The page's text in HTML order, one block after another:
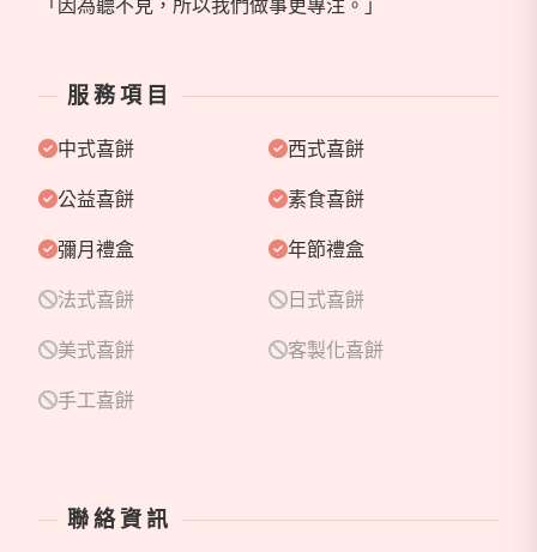
服務項目
中式喜餅 西式喜餅
公益喜餅 素食喜餅
彌月禮盒 年節禮盒
法式喜餅 日式喜餅
美式喜餅 客製化喜餅
手工喜餅
聯絡資訊